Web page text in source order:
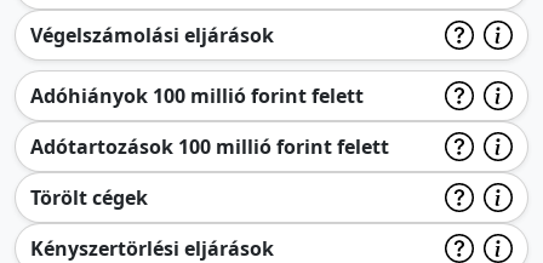
Végelszámolási eljárások
Adóhiányok 100 millió forint felett
Adótartozások 100 millió forint felett
Törölt cégek
Kényszertörlési eljárások